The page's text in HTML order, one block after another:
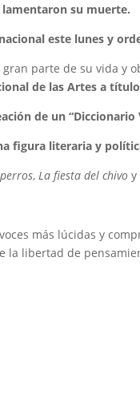
su muerte.
este lunes y
parte de su vida y
de las Artes a
de un
figura literaria y
,La fiesta del chivo y
más lúcidas y
la libertad de